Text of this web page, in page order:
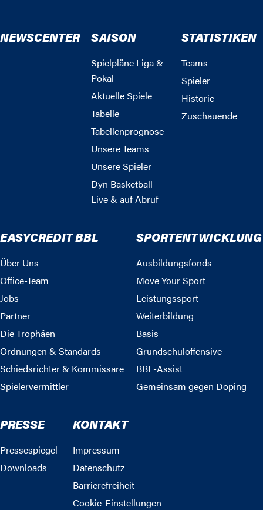
NEWSCENTER SAISON
Spielpläne Liga &
Pokal
Aktuelle Spiele
Tabelle
Tabellenprognose
Unsere Teams
Unsere Spieler
Dyn Basketball -
Live & auf Abruf
STATISTIKEN
Teams
Spieler
Historie
Zuschauende
EASYCREDIT BBL
Über Uns
Office-Team
Jobs
Partner
Die Trophäen
Ordnungen & Standards
Schiedsrichter & Kommissare
Spielervermittler
SPORTENTWICKLUNG
Ausbildungsfonds
Move Your Sport
Leistungssport
Weiterbildung
Basis
Grundschuloffensive
BBL-Assist
Gemeinsam gegen Doping
PRESSE
Pressespiegel
Downloads
KONTAKT
Impressum
Datenschutz
Barrierefreiheit
Cookie-Einstellungen